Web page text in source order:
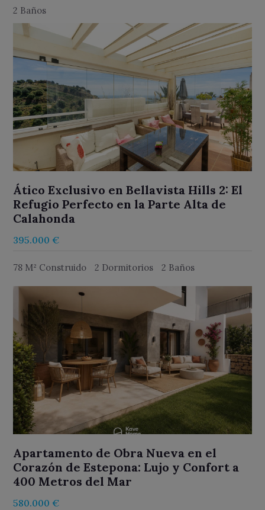
2 Baños
Ático Exclusivo en Bellavista Hills 2: El
Refugio Perfecto en la Parte Alta de
Calahonda
395.000 €
78 M² Construido 2 Dormitorios 2 Baños
Apartamento de Obra Nueva en el
Corazón de Estepona: Lujo y Confort a
400 Metros del Mar
580.000 €